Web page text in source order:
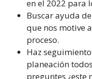
en el 2022 para
Buscar ayuda
que nos motive
proceso.
Haz
planeación
preguntes ¿este